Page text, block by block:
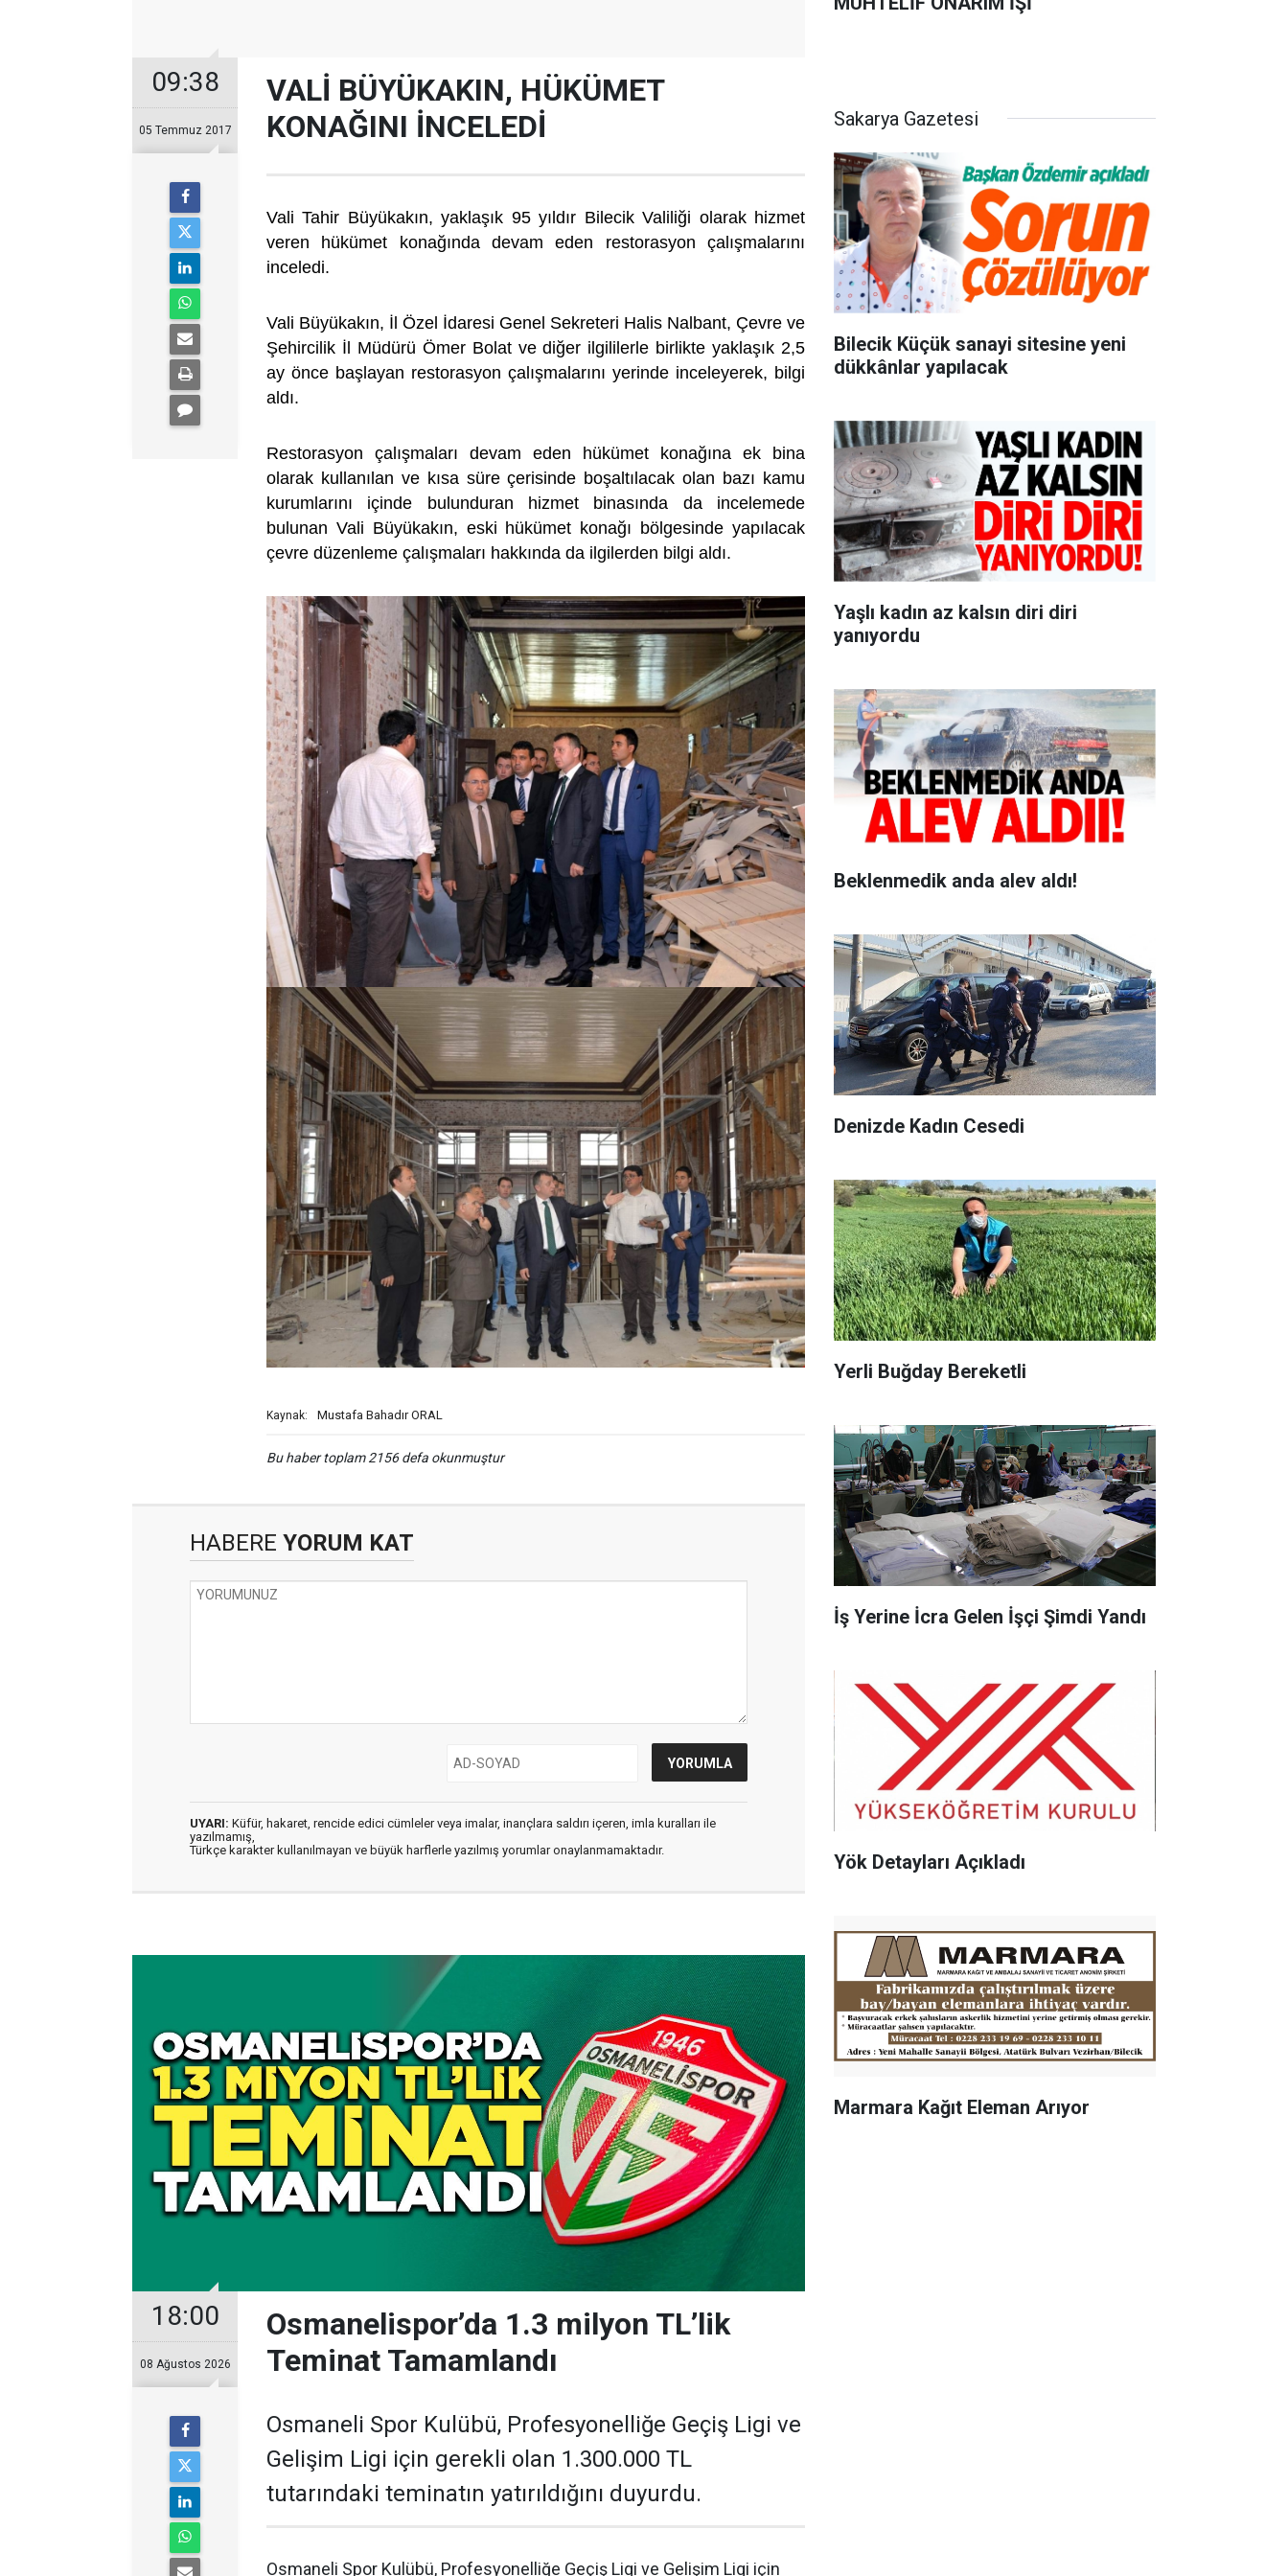
09:38
05 Temmuz 2017
VALİ BÜYÜKAKIN, HÜKÜMET
KONAĞINI İNCELEDİ
Vali Tahir Büyükakın, yaklaşık 95 yıldır Bilecik Valiliği olarak hizmet
veren hükümet konağında devam eden restorasyon çalışmalarını
inceledi.
Vali Büyükakın, İl Özel İdaresi Genel Sekreteri Halis Nalbant, Çevre ve
Şehircilik İl Müdürü Ömer Bolat ve diğer ilgililerle birlikte yaklaşık 2,5
ay önce başlayan restorasyon çalışmalarını yerinde inceleyerek, bilgi
aldı.
Restorasyon çalışmaları devam eden hükümet konağına ek bina
olarak kullanılan ve kısa süre çerisinde boşaltılacak olan bazı kamu
kurumlarını içinde bulunduran hizmet binasında da incelemede
bulunan Vali Büyükakın, eski hükümet konağı bölgesinde yapılacak
çevre düzenleme çalışmaları hakkında da ilgilerden bilgi aldı.
Kaynak: Mustafa Bahadır ORAL
Bu haber toplam 2156 defa okunmuştur
HABERE YORUM KAT
UYARI: Küfür, hakaret, rencide edici cümleler veya imalar, inançlara saldırı içeren, imla kuralları ile
yazılmamış,
Türkçe karakter kullanılmayan ve büyük harflerle yazılmış yorumlar onaylanmamaktadır.
18:00
08 Ağustos 2026
Osmanelispor’da 1.3 milyon TL’lik
Teminat Tamamlandı
Osmaneli Spor Kulübü, Profesyonelliğe Geçiş Ligi ve
Gelişim Ligi için gerekli olan 1.300.000 TL
tutarındaki teminatın yatırıldığını duyurdu.
Osmaneli Spor Kulübü, Profesyonelliğe Geçiş Ligi ve Gelişim Ligi için
Sakarya Gazetesi
Bilecik Küçük sanayi sitesine yeni
dükkânlar yapılacak
Yaşlı kadın az kalsın diri diri
yanıyordu
Beklenmedik anda alev aldı!
Denizde Kadın Cesedi
Yerli Buğday Bereketli
İş Yerine İcra Gelen İşçi Şimdi Yandı
Yök Detayları Açıkladı
Marmara Kağıt Eleman Arıyor